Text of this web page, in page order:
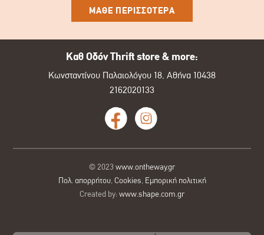
ΜΑΘΕ ΠΕΡΙΣΣΟΤΕΡΑ
Καθ Οδόν Thrift store & more:
Κωνσταντίνου Παλαιολόγου 18, Αθήνα 10438
2162020133
© 2023 www.ontheway.gr
Πολ. απορρήτου,Cookies, Εμπορική πολιτική
Created by:www.shape.com.gr